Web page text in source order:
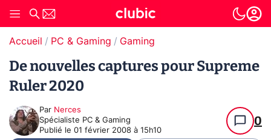
Accueil PC & Gaming Gaming
De nouvelles captures pour Supreme
Ruler 2020
Par Nerces
Spécialiste PC & Gaming
Publié le 01 février 2008 à 15h10
0